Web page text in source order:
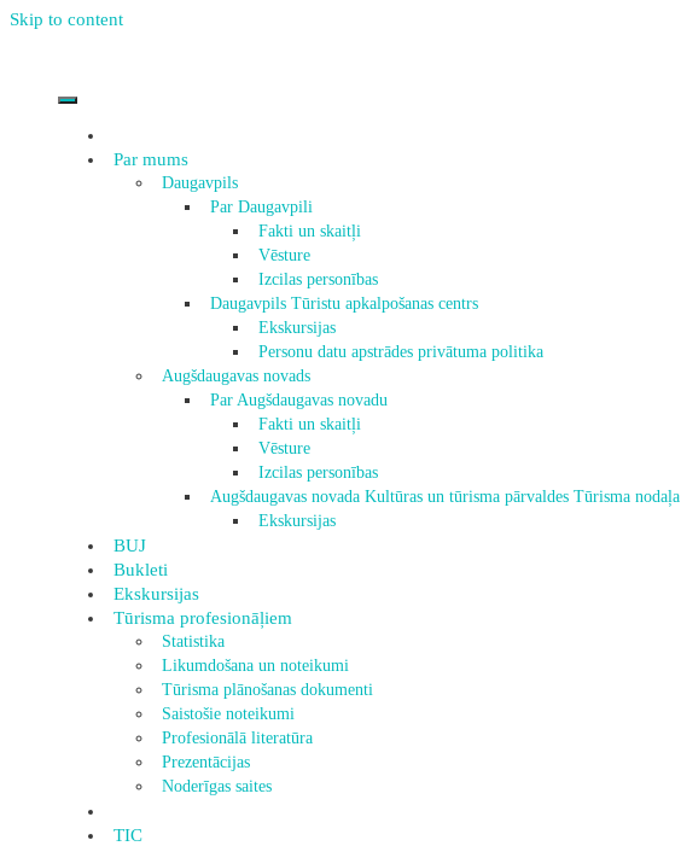
Skip to content
Par mums
Daugavpils
Par Daugavpili
Fakti un skaitļi
Vēsture
Izcilas personības
Daugavpils Tūristu apkalpošanas centrs
Ekskursijas
Personu datu apstrādes privātuma politika
Augšdaugavas novads
Par Augšdaugavas novadu
Fakti un skaitļi
Vēsture
Izcilas personības
Augšdaugavas novada Kultūras un tūrisma pārvaldes Tūrisma nodaļa
Ekskursijas
BUJ
Bukleti
Ekskursijas
Tūrisma profesionāļiem
Statistika
Likumdošana un noteikumi
Tūrisma plānošanas dokumenti
Saistošie noteikumi
Profesionālā literatūra
Prezentācijas
Noderīgas saites
TIC